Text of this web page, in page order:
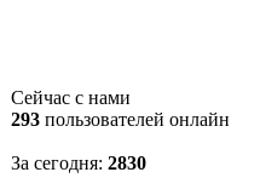
Сейчас с нами
293 пользователей онлайн
За сегодня: 2830